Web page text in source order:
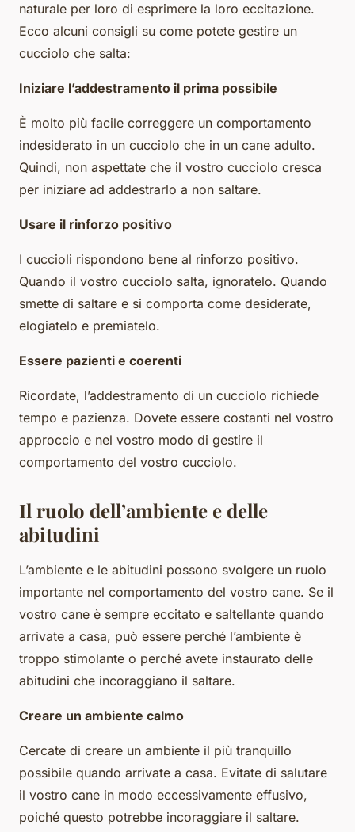
naturale per loro di esprimere la loro eccitazione.
Ecco alcuni consigli su come potete gestire un
cucciolo che salta:
Iniziare l’addestramento il prima possibile
È molto più facile correggere un comportamento
indesiderato in un cucciolo che in un cane adulto.
Quindi, non aspettate che il vostro cucciolo cresca
per iniziare ad addestrarlo a non saltare.
Usare il rinforzo positivo
I cuccioli rispondono bene al rinforzo positivo.
Quando il vostro cucciolo salta, ignoratelo. Quando
smette di saltare e si comporta come desiderate,
elogiatelo e premiatelo.
Essere pazienti e coerenti
Ricordate, l’addestramento di un cucciolo richiede
tempo e pazienza. Dovete essere costanti nel vostro
approccio e nel vostro modo di gestire il
comportamento del vostro cucciolo.
Il ruolo dell’ambiente e delle
abitudini
L’ambiente e le abitudini possono svolgere un ruolo
importante nel comportamento del vostro cane. Se il
vostro cane è sempre eccitato e saltellante quando
arrivate a casa, può essere perché l’ambiente è
troppo stimolante o perché avete instaurato delle
abitudini che incoraggiano il saltare.
Creare un ambiente calmo
Cercate di creare un ambiente il più tranquillo
possibile quando arrivate a casa. Evitate di salutare
il vostro cane in modo eccessivamente effusivo,
poiché questo potrebbe incoraggiare il saltare.